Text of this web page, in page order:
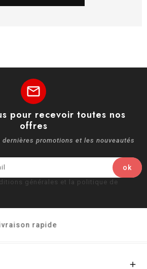
mail
pour recevoir toutes nos
offres
promotions et les nouveautés
générales et la politique de
